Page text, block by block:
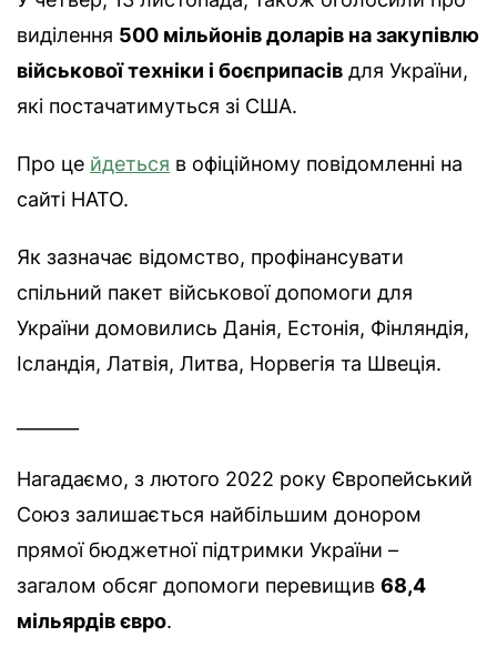
виділення 500 мільйонів доларів на закупівлю
військової техніки і боєприпасів для України,
які постачатимуться зі США.
Про це йдеться в офіційному повідомленні на
сайті НАТО.
Як зазначає відомство, профінансувати
спільний пакет військової допомоги для
України домовились Данія, Естонія, Фінляндія,
Ісландія, Латвія, Литва, Норвегія та Швеція.
Нагадаємо, з лютого 2022 року Європейський
Союз залишається найбільшим донором
прямої бюджетної підтримки України –
загалом обсяг допомоги перевищив 68,4
мільярдів євро.